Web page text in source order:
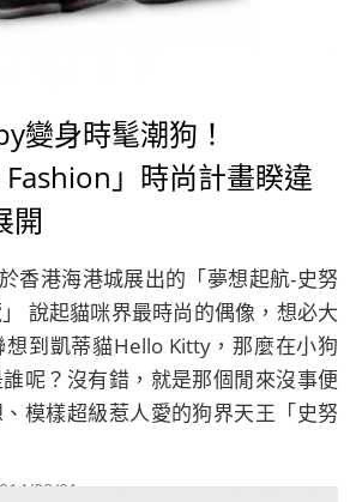
變身時髦潮狗！
Fashion」時尚計畫睽違
開
香港海港城展出的「夢想起航-史努
說起貓咪界最時尚的偶像，想必大
到凱蒂貓Hello Kitty，那麼在小狗
呢？沒有錯，就是那個閒來沒事便
模樣超級惹人愛的狗界天王「史努
於全球展開大型藝術展覽，像是正
08/01